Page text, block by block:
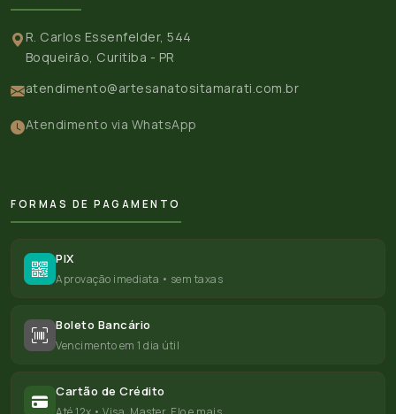
R. Carlos Essenfelder, 544
Boqueirão, Curitiba - PR
atendimento@artesanatositamarati.com.br
Atendimento via WhatsApp
FORMAS DE PAGAMENTO
PIX
Aprovação imediata • sem taxas
Boleto Bancário
Vencimento em 1 dia útil
Cartão de Crédito